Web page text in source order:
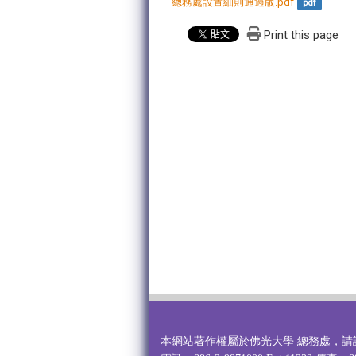
pdf
Print this page
本網站著作權屬於佛光大學 總務處，請